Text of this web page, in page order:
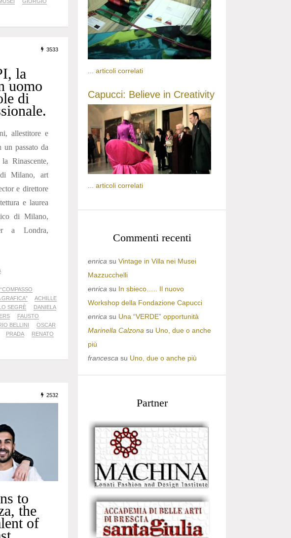
3533
la
uomo
di
allestitore e
un passato da
Rinascente,
Milano, art
e direttore
e laurea
di Milano,
a Londra,
“COMPASSO
GRAFICA”
ACHILLE
SEGRÈ
DANIELA
FAUSTO
BELLINI
OSCAR
PRADA
RENATO
2532
to
the
of
... articoli correlati
Capucci: Believe in Creativity
articoli correlati
Commenti recenti
enrica su Vintage in Villa nei Musei
Mazzucchelli
enrica su In sbieco….. Il nuovo
Workshop della Fondazione Capucci
enrica su Una “VERDE” opportunità
Marinella Calzona su Uno, due o anche
più
francesca su Uno, due o anche più
Partner